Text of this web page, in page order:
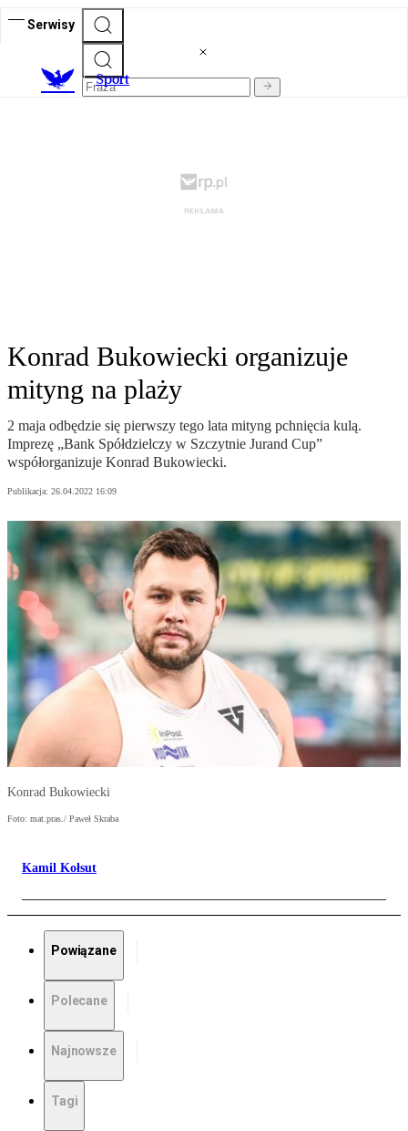
Serwisy
Sport
Konrad Bukowiecki organizuje
mityng na plaży
2 maja odbędzie się pierwszy tego lata mityng pchnięcia kulą.
Imprezę „Bank Spółdzielczy w Szczytnie Jurand Cup”
współorganizuje Konrad Bukowiecki.
Publikacja: 26.04.2022 16:09
Konrad Bukowiecki
Foto: mat.pras./ Paweł Skraba
Kamil Kołsut
Powiązane
Polecane
Najnowsze
Tagi